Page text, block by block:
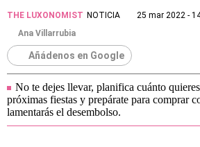
THE LUXONOMIST NOTICIA
25 mar 2022 -
Ana Villarrubia
Añádenos en Google
No te dejes llevar, planifica cuánto
próximas fiestas y prepárate para comprar
lamentarás el desembolso.